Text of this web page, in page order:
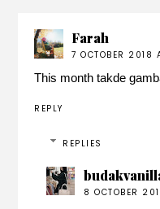
Farah
7 OCTOBER 2018
This month takde
REPLY
REPLIES
8 OCTOBER